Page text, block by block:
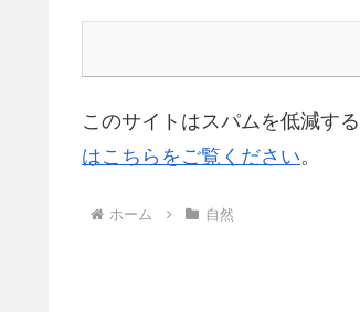
このサイトはスパムを低減す
はこちらをご覧ください。
ホーム 自然